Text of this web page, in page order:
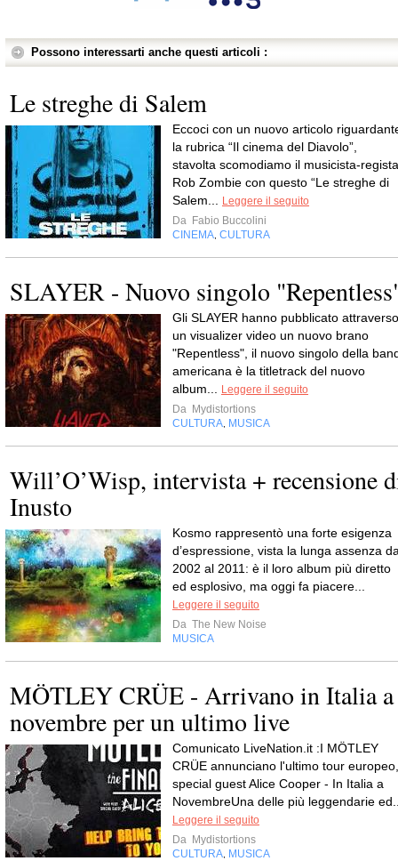
Possono interessarti anche questi articoli :
Le streghe di Salem
Eccoci con un nuovo articolo
la rubrica “Il cinema del Diavolo”,
stavolta scomodiamo il musicista-regista
Rob Zombie con questo “Le streghe di
Salem...
Leggere il seguito
Da Fabio Buccolini
CINEMA CULTURA
SLAYER - Nuovo singolo
Gli SLAYER hanno pubblicato attraverso
un visualizer video un nuovo brano
"Repentless", il nuovo singolo della
americana è la titletrack del nuovo
album...
Leggere il seguito
Da Mydistortions
CULTURA MUSICA
Will’O’Wisp, intervista + recensione
Inusto
Kosmo rappresentò una forte esigenza
d’espressione, vista la lunga assenza
2002 al 2011: è il loro album più diretto
ed esplosivo, ma oggi fa piacere...
Leggere il seguito
Da The New Noise
MUSICA
MÖTLEY CRÜE - Arrivano in Italia a
novembre per un ultimo live
Comunicato LiveNation.it :I MÖTLEY
CRÜE annunciano l'ultimo tour europeo,
special guest Alice Cooper - In Italia a
NovembreUna delle più leggendarie
Leggere il seguito
Da Mydistortions
CULTURA MUSICA